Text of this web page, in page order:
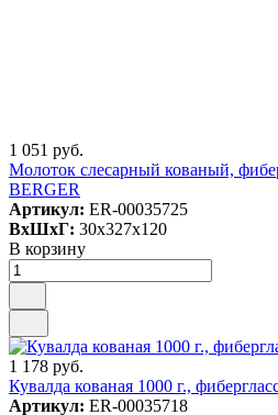
1 051 руб.
Молоток слесарный кованый,
BERGER
Артикул: ER-00035725
ВxШxГ: 30x327x120
В корзину
1 178 руб.
Кувалда кованая 1000 г.,
Артикул: ER-00035718